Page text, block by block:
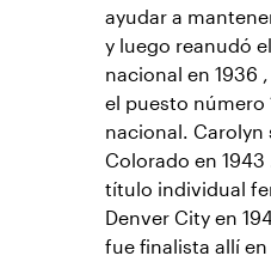
ayudar a
y luego reanudó
nacional en 1936
el puesto número
nacional. Carolyn
Colorado en 1943
título individual
Denver City en
fue finalista allí en